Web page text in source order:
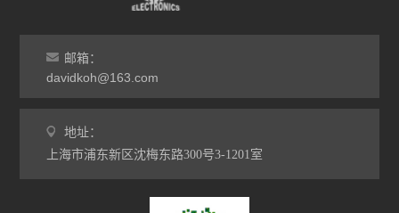
邮箱：
davidkoh@163.com
地址：
上海市浦东新区沈梅东路300号3-1201室